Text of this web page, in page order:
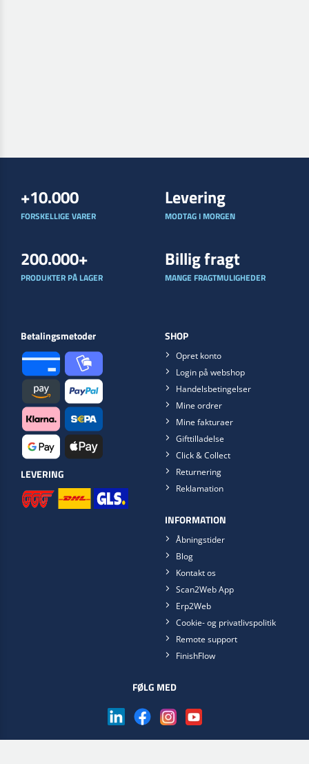
+10.000
FORSKELLIGE VARER
Levering
MODTAG I MORGEN
200.000+
PRODUKTER PÅ LAGER
Billig fragt
MANGE FRAGTMULIGHEDER
Betalingsmetoder
LEVERING
SHOP
Opret konto
Login på webshop
Handelsbetingelser
Mine ordrer
Mine fakturaer
Gifttilladelse
Click & Collect
Returnering
Reklamation
INFORMATION
Åbningstider
Blog
Kontakt os
Scan2Web App
Erp2Web
Cookie- og privatlivspolitik
Remote support
FinishFlow
FØLG MED